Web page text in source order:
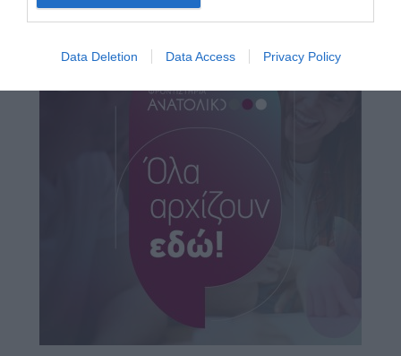
Data Deletion Data Access Privacy Policy